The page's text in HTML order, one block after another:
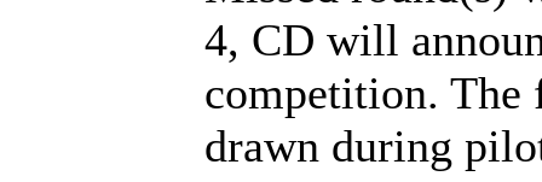
4, CD will
competition.
drawn during